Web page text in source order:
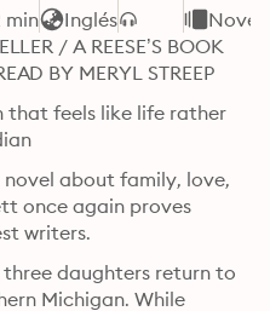
min Inglés
/ A REESE’S BOOK
BY MERYL STREEP
that feels like life rather
about family, love,
once again proves
writers.
three daughters return to
Michigan. While